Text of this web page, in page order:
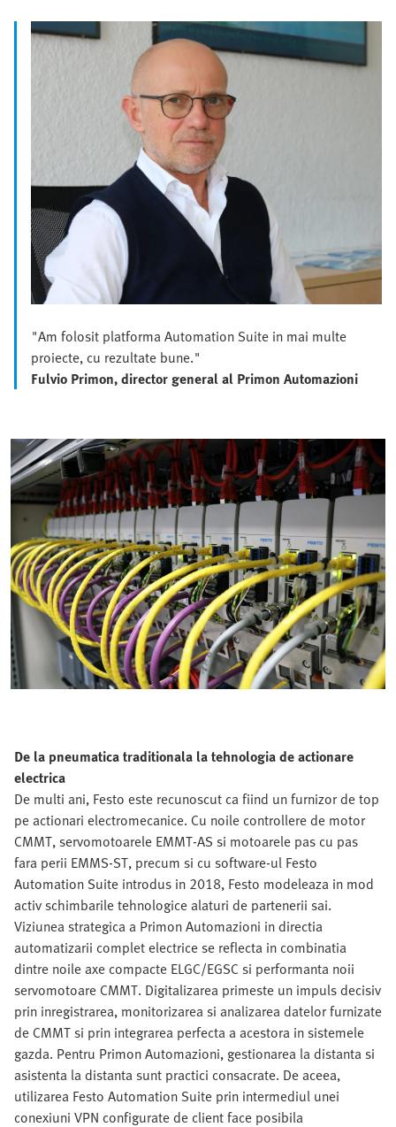
"Am folosit platforma Automation Suite in mai multe
proiecte, cu rezultate bune."
Fulvio Primon, director general al Primon Automazioni
De la pneumatica traditionala la tehnologia de actionare
electrica
De multi ani, Festo este recunoscut ca fiind un furnizor de top
pe actionari electromecanice. Cu noile controllere de motor
CMMT, servomotoarele EMMT-AS si motoarele pas cu pas
fara perii EMMS-ST, precum si cu software-ul Festo
Automation Suite introdus in 2018, Festo modeleaza in mod
activ schimbarile tehnologice alaturi de partenerii sai.
Viziunea strategica a Primon Automazioni in directia
automatizarii complet electrice se reflecta in combinatia
dintre noile axe compacte ELGC/EGSC si performanta noii
servomotoare CMMT. Digitalizarea primeste un impuls decisiv
prin inregistrarea, monitorizarea si analizarea datelor furnizate
de CMMT si prin integrarea perfecta a acestora in sistemele
gazda. Pentru Primon Automazioni, gestionarea la distanta si
asistenta la distanta sunt practici consacrate. De aceea,
utilizarea Festo Automation Suite prin intermediul unei
conexiuni VPN configurate de client face posibila